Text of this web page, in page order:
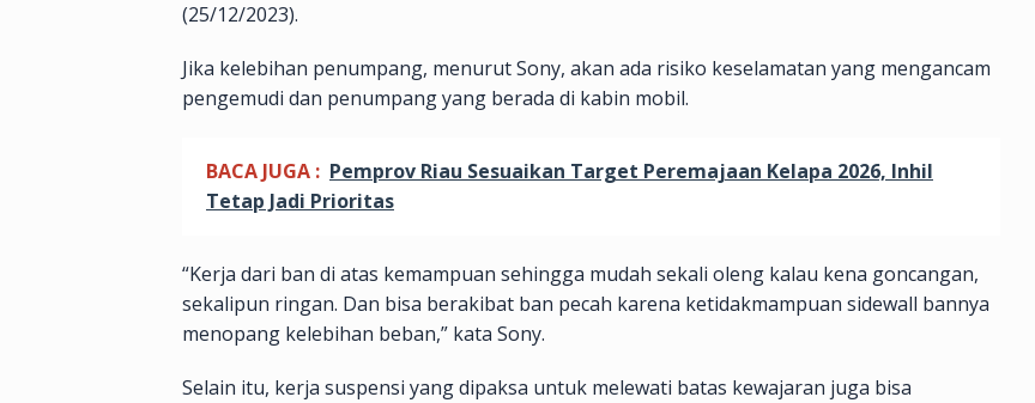
(25/12/2023).
Jika kelebihan penumpang, menurut Sony, akan ada risiko keselamatan yang mengancam
pengemudi dan penumpang yang berada di kabin mobil.
BACA JUGA : Pemprov Riau Sesuaikan Target Peremajaan Kelapa 2026, Inhil
Tetap Jadi Prioritas
“Kerja dari ban di atas kemampuan sehingga mudah sekali oleng kalau kena goncangan,
sekalipun ringan. Dan bisa berakibat ban pecah karena ketidakmampuan sidewall bannya
menopang kelebihan beban,” kata Sony.
Selain itu, kerja suspensi yang dipaksa untuk melewati batas kewajaran juga bisa